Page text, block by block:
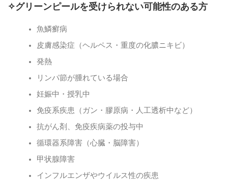
✧グリーンピールを受けられない可能性のある方
魚鱗癬病
皮膚感染症（ヘルペス・重度の化膿ニキビ）
発熱
リンパ節が腫れている場合
妊娠中・授乳中
免疫系疾患（ガン・膠原病・人工透析中など）
抗がん剤、免疫疾病薬の投与中
循環器系障害（心臓・脳障害）
甲状腺障害
インフルエンザやウイルス性の疾患